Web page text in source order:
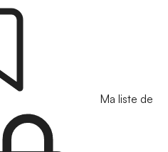
Ma liste de